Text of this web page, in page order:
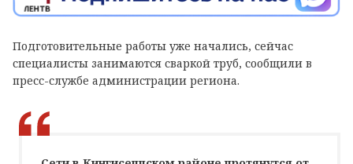
Подготовительные работы уже начались, сейчас
специалисты занимаются сваркой труб, сообщили в
пресс-службе администрации региона.